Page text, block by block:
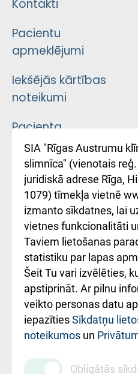
Kontakti
Pacientu
apmeklējumi
Iekšējās kārtības
noteikumi
Pacienta
atsauksmju/sūdzību
iesniegšanas
kārtība
Kā pie mums nokļūt
Rēķinu apmaksas
ceļvedis
Rekvizīti un
ārstniecības
iestādes kods
010000234
Maksas
SIA "Rīgas Austrumu
slimnīca" (vienotais
juridiskā adrese Rīga,
1079) tīmekļa vietnē
izmanto sīkdatnes, lai
vietnes funkcionalitāti
Taviem lietošanas
statistiku par lapas
Šeit Tu vari izvēlēties,
apstiprināt. Ar pilnu
veikto personas datu
iepazītiesSīkdatņu
noteikumos un
Obligātās